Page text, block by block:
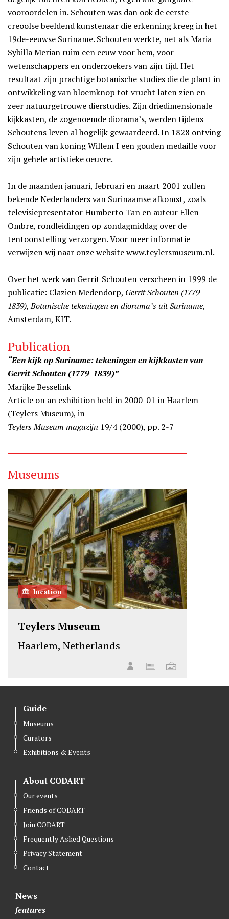
vooroordelen in. Schouten was dan ook de eerste
creoolse beeldend kunstenaar die erkenning kreeg in het
19de-eeuwse Suriname. Schouten werkte, net als Maria
Sybilla Merian ruim een eeuw voor hem, voor
wetenschappers en onderzoekers van zijn tijd. Het
resultaat zijn prachtige botanische studies die de plant in
ontwikkeling van bloemknop tot vrucht laten zien en
zeer natuurgetrouwe dierstudies. Zijn driedimensionale
kijkkasten, de zogenoemde diorama’s, werden tijdens
Schoutens leven al hogelijk gewaardeerd. In 1828 ontving
Schouten van koning Willem I een gouden medaille voor
zijn gehele artistieke oeuvre.
In de maanden januari, februari en maart 2001 zullen
bekende Nederlanders van Surinaamse afkomst, zoals
televisiepresentator Humberto Tan en auteur Ellen
Ombre, rondleidingen op zondagmiddag over de
tentoonstelling verzorgen. Voor meer informatie
verwijzen wij naar onze website www.teylersmuseum.nl.
Over het werk van Gerrit Schouten verscheen in 1999 de
publicatie: Clazien Medendorp, Gerrit Schouten (1779-
1839), Botanische tekeningen en diorama’s uit Suriname,
Amsterdam, KIT.
Publication
“Een kijk op Suriname: tekeningen en kijkkasten van
Gerrit Schouten (1779-1839)”
Marijke Besselink
Article on an exhibition held in 2000-01 in Haarlem
(Teylers Museum), in
Teylers Museum magazĳn 19/4 (2000), pp. 2-7
Museums
location
Teylers Museum
Haarlem, Netherlands
Guide
Museums
Curators
Exhibitions & Events
About CODART
Our events
Friends of CODART
Join CODART
Frequently Asked Questions
Privacy Statement
Contact
News
features